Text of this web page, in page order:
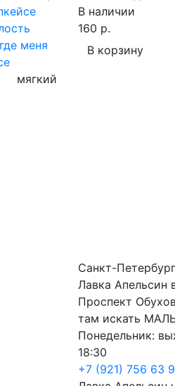
меня
мягкий
В наличии
160 р.
В корзину
Санкт-Петербург
Лавка Апельсин
Проспект
там искать
Понедельник:
18:30
+7 (921) 756 63